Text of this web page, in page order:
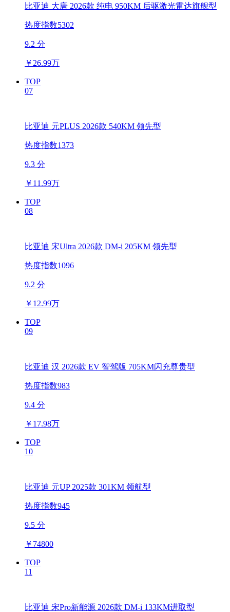
比亚迪 大唐 2026款 纯电 950KM 后驱激光雷达旗舰型
热度指数5302
9.2 分
￥ 26.99万
TOP
07
比亚迪 元PLUS 2026款 540KM 领先型
热度指数1373
9.3 分
￥ 11.99万
TOP
08
比亚迪 宋Ultra 2026款 DM-i 205KM 领先型
热度指数1096
9.2 分
￥ 12.99万
TOP
09
比亚迪 汉 2026款 EV 智驾版 705KM闪充尊贵型
热度指数983
9.4 分
￥ 17.98万
TOP
10
比亚迪 元UP 2025款 301KM 领航型
热度指数945
9.5 分
￥ 74800
TOP
11
比亚迪 宋Pro新能源 2026款 DM-i 133KM进取型